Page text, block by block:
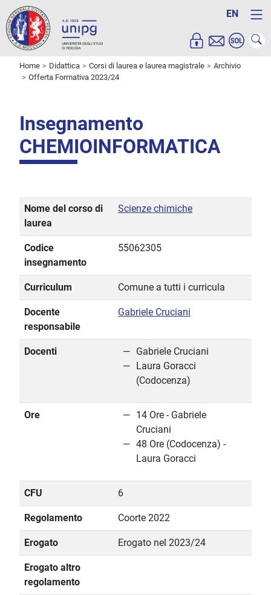
EN
Home Didattica Corsi di laurea e laurea magistrale
Archivio
Offerta Formativa 2023/24
Insegnamento
CHEMIOINFORMATICA
Nome del corso di
laurea
Scienze chimiche
Codice
insegnamento
55062305
Curriculum Comune a tutti i curricula
Docente
responsabile
Gabriele Cruciani
Docenti
Gabriele Cruciani
Laura Goracci
(Codocenza)
Ore
14 Ore - Gabriele
Cruciani
48 Ore (Codocenza) -
Laura Goracci
CFU 6
Regolamento Coorte 2022
Erogato Erogato nel 2023/24
Erogato altro
regolamento